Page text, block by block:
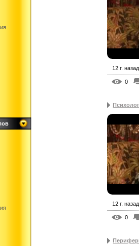
12 г. назад
0
12 г. назад
0